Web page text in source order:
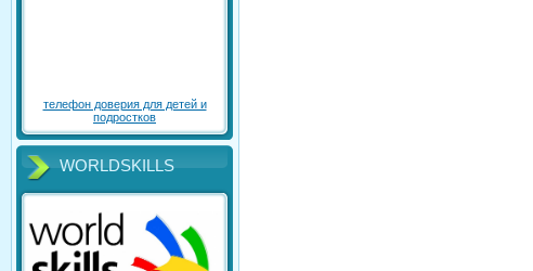
телефон доверия для детей и
подростков
WORLDSKILLS